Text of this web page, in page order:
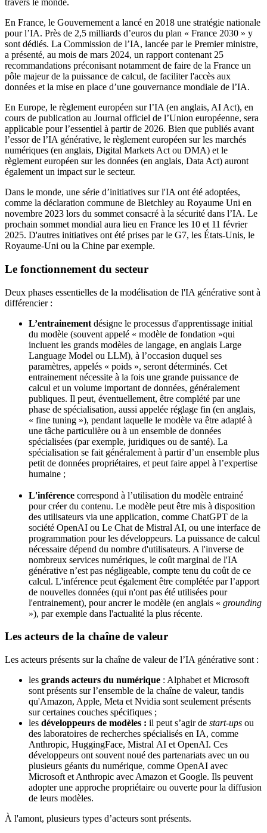
travers le monde.
En France, le Gouvernement a lancé en 2018 une stratégie nationale
pour l’IA. Près de 2,5 milliards d’euros du plan « France 2030 » y
sont dédiés. La Commission de l’IA, lancée par le Premier ministre,
a présenté, au mois de mars 2024, un rapport contenant 25
recommandations préconisant notamment de faire de la France un
pôle majeur de la puissance de calcul, de faciliter l'accès aux
données et la mise en place d’une gouvernance mondiale de l’IA.
En Europe, le règlement européen sur l’IA (en anglais, AI Act), en
cours de publication au Journal officiel de l’Union européenne, sera
applicable pour l’essentiel à partir de 2026. Bien que publiés avant
l’essor de l’IA générative, le règlement européen sur les marchés
numériques (en anglais, Digital Markets Act ou DMA) et le
règlement européen sur les données (en anglais, Data Act) auront
également un impact sur le secteur.
Dans le monde, une série d’initiatives sur l'IA ont été adoptées,
comme la déclaration commune de Bletchley au Royaume Uni en
novembre 2023 lors du sommet consacré à la sécurité dans l’IA. Le
prochain sommet mondial aura lieu en France les 10 et 11 février
2025. D'autres initiatives ont été prises par le G7, les États-Unis, le
Royaume-Uni ou la Chine par exemple.
Le fonctionnement du secteur
Deux phases essentielles de la modélisation de l'IA générative sont à
différencier :
L’entrainement désigne le processus d'apprentissage initial
du modèle (souvent appelé « modèle de fondation »qui
incluent les grands modèles de langage, en anglais Large
Language Model ou LLM), à l’occasion duquel ses
paramètres, appelés « poids », seront déterminés. Cet
entrainement nécessite à la fois une grande puissance de
calcul et un volume important de données, généralement
publiques. Il peut, éventuellement, être complété par une
phase de spécialisation, aussi appelée réglage fin (en anglais,
« fine tuning »), pendant laquelle le modèle va être adapté à
une tâche particulière ou à un ensemble de données
spécialisées (par exemple, juridiques ou de santé). La
spécialisation se fait généralement à partir d’un ensemble plus
petit de données propriétaires, et peut faire appel à l’expertise
humaine ;
L'inférence correspond à l’utilisation du modèle entrainé
pour créer du contenu. Le modèle peut être mis à disposition
des utilisateurs via une application, comme ChatGPT de la
société OpenAI ou Le Chat de Mistral AI, ou une interface de
programmation pour les développeurs. La puissance de calcul
nécessaire dépend du nombre d'utilisateurs. A l'inverse de
nombreux services numériques, le coût marginal de l'IA
générative n’est pas négligeable, compte tenu du coût de ce
calcul. L'inférence peut également être complétée par l’apport
de nouvelles données (qui n'ont pas été utilisées pour
l'entrainement), pour ancrer le modèle (en anglais « grounding
»), par exemple dans l'actualité la plus récente.
Les acteurs de la chaîne de valeur
Les acteurs présents sur la chaîne de valeur de l’IA générative sont :
les grands acteurs du numérique : Alphabet et Microsoft
sont présents sur l’ensemble de la chaîne de valeur, tandis
qu'Amazon, Apple, Meta et Nvidia sont seulement présents
sur certaines couches spécifiques ;
les développeurs de modèles : il peut s’agir de start-ups ou
des laboratoires de recherches spécialisés en IA, comme
Anthropic, HuggingFace, Mistral AI et OpenAI. Ces
développeurs ont souvent noué des partenariats avec un ou
plusieurs géants du numérique, comme OpenAI avec
Microsoft et Anthropic avec Amazon et Google. Ils peuvent
adopter une approche propriétaire ou ouverte pour la diffusion
de leurs modèles.
À l'amont, plusieurs types d’acteurs sont présents.